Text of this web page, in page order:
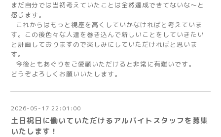
まだ自分では当初考えていたことは全然達成できてないな〜と
感じます。
これからはもっと視座を高くしていかなければと考えていま
す。この後色々な人達を巻き込んで新しいことをしていきたい
と計画しておりますので楽しみにしていただければと思いま
す。
今後ともあぐりをご愛顧いただけると非常に有難いです。
どうぞよろしくお願いいたします。
2026-05-17 22:01:00
土日祝日に働いていただけるアルバイトスタッフを募集
いたします！